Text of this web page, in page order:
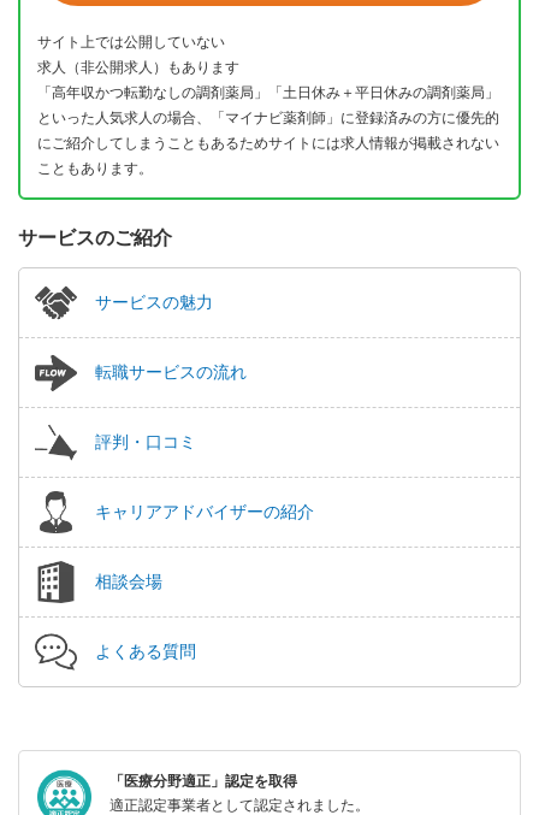
サイト上では公開していない
求人（非公開求人）もあります
「高年収かつ転勤なしの調剤薬局」「土日休み＋平日休みの調剤薬局」
といった人気求人の場合、「マイナビ薬剤師」に登録済みの方に優先的
にご紹介してしまうこともあるためサイトには求人情報が掲載されない
こともあります。
サービスのご紹介
サービスの魅力
転職サービスの流れ
評判・口コミ
キャリアアドバイザーの紹介
相談会場
よくある質問
「医療分野適正」認定を取得
適正認定事業者として認定されました。